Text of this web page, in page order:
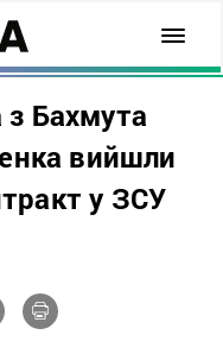
з Бахмута
вийшли
у ЗСУ